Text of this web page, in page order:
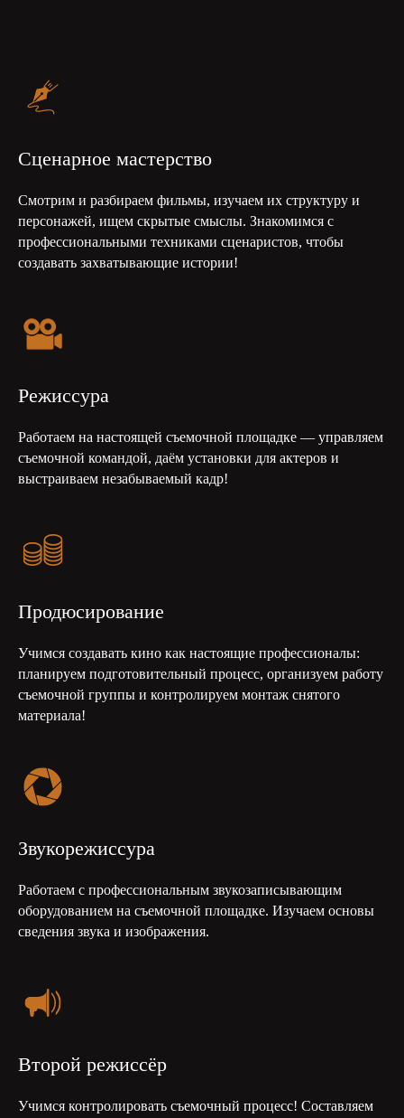
Сценарное мастерство
Смотрим и разбираем фильмы, изучаем их структуру и
персонажей, ищем скрытые смыслы. Знакомимся с
профессиональными техниками сценаристов, чтобы
создавать захватывающие истории!
Режиссура
Работаем на настоящей съемочной площадке — управляем
съемочной командой, даём установки для актеров и
выстраиваем незабываемый кадр!
Продюсирование
Учимся создавать кино как настоящие профессионалы:
планируем подготовительный процесс, организуем работу
съемочной группы и контролируем монтаж снятого
материала!
Звукорежиссура
Работаем с профессиональным звукозаписывающим
оборудованием на съемочной площадке. Изучаем основы
сведения звука и изображения.
Второй режиссёр
Учимся контролировать съемочный процесс! Составляем